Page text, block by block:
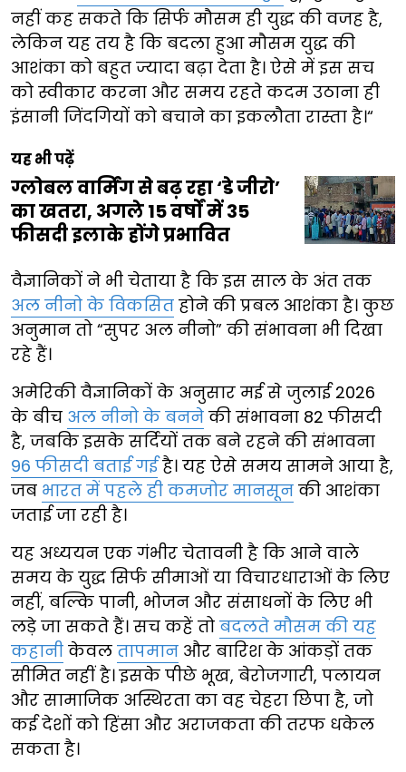
नहीं कह सकते कि सिर्फ मौसम ही युद्ध की वजह है,
लेकिन यह तय है कि बदला हुआ मौसम युद्ध की
आशंका को बहुत ज्यादा बढ़ा देता है। ऐसे में इस सच
को स्वीकार करना और समय रहते कदम उठाना ही
इंसानी जिंदगियों को बचाने का इकलौता रास्ता है।“
यह भी पढ़ें
ग्लोबल वार्मिंग से बढ़ रहा ‘डे जीरो’
का खतरा, अगले 15 वर्षों में 35
फीसदी इलाके होंगे प्रभावित
वैज्ञानिकों ने भी चेताया है कि इस साल के अंत तक
अल नीनो के विकसित होने की प्रबल आशंका है। कुछ
अनुमान तो “सुपर अल नीनो” की संभावना भी दिखा
रहे हैं।
अमेरिकी वैज्ञानिकों के अनुसार मई से जुलाई 2026
के बीच अल नीनो के बनने की संभावना 82 फीसदी
है, जबकि इसके सर्दियों तक बने रहने की संभावना
96 फीसदी बताई गईहै। यह ऐसे समय सामने आया है,
जब भारत में पहले ही कमजोर मानसून की आशंका
जताई जा रही है।
यह अध्ययन एक गंभीर चेतावनी है कि आने वाले
समय के युद्ध सिर्फ सीमाओं या विचारधाराओं के लिए
नहीं, बल्कि पानी, भोजन और संसाधनों के लिए भी
लड़े जा सकते हैं। सच कहें तो बदलते मौसम की यह
कहानी केवल तापमान और बारिश के आंकड़ों तक
सीमित नहीं है। इसके पीछे भूख, बेरोजगारी, पलायन
और सामाजिक अस्थिरता का वह चेहरा छिपा है, जो
कई देशों को हिंसा और अराजकता की तरफ धकेल
सकता है।